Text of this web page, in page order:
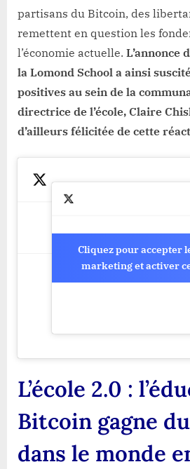
partisans du Bitcoin, des
remettent en question les
l’économie actuelle. L’annonce
la Lomond School a ainsi
positives au sein de la
directrice de l’école, Claire
d’ailleurs félicitée de cette
Cliquez pour accepter
marketing et activer
Cliquez pour accepter
marketing et activer
L’école 2.0 :
Bitcoin gagne
dans le monde